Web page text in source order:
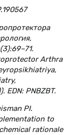
Arthra
EDN: PNBZBT.
PI.
to
rationale